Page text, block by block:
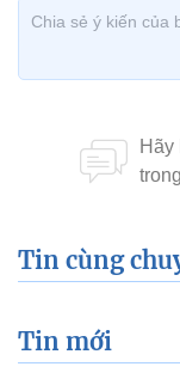
Tin cùng
Tin mới